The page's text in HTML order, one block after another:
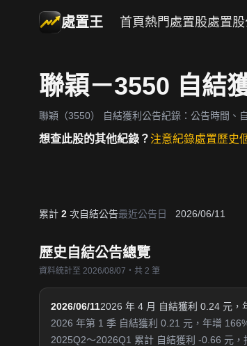
處置王 首頁 熱門處置股處置
聯穎－3550 自結
聯穎（3550） 自結獲利公告紀錄：公告時間、
想查此股的其他紀錄？注意紀錄處置歷史
累計 2 次自結公告最近公告日 2026/06/11
歷史自結公告總覽
資料統計至 2026/08/07・共 2 筆
2026/06/112026 年 4 月 自結獲利 0.24 元，
2026 年第 1 季 自結獲利 0.21 元，年增
2025Q2～2026Q1 累計 自結獲利 -0.66 元，